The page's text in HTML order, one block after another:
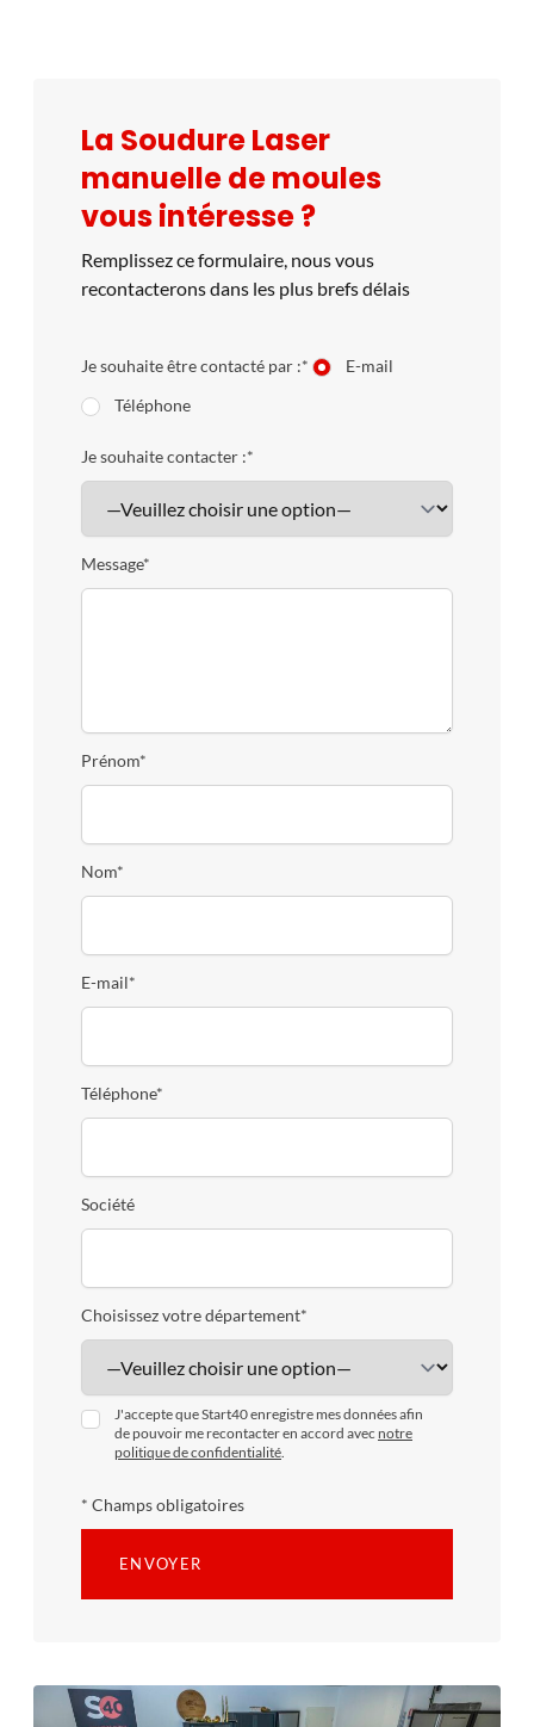
La Soudure Laser
manuelle de moules
vous intéresse ?
Remplissez ce formulaire, nous vous
recontacterons dans les plus brefs délais
Je souhaite être contacté par :*
E-mail
Téléphone
Je souhaite contacter :*
Message*
Prénom*
Nom*
E-mail*
Téléphone*
Société
Choisissez votre département*
J'accepte que Start40 enregistre mes données afin
de pouvoir me recontacter en accord avec notre
politique de confidentialité.
* Champs obligatoires